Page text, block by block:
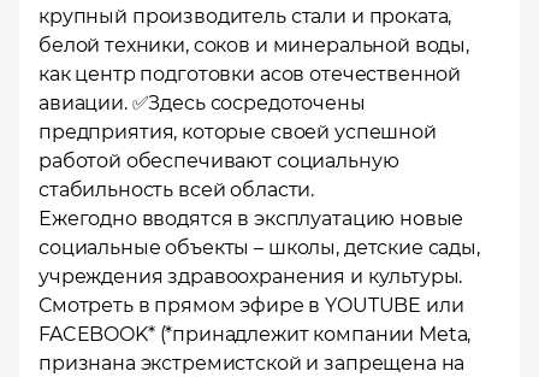
крупный производитель стали и проката,
белой техники, соков и минеральной воды,
как центр подготовки асов отечественной
авиации. ✅Здесь сосредоточены
предприятия, которые своей успешной
работой обеспечивают социальную
стабильность всей области.
Ежегодно вводятся в эксплуатацию новые
социальные объекты – школы, детские сады,
учреждения здравоохранения и культуры.
Смотреть в прямом эфире вYOUTUBE или
FACEBOOK* (*принадлежит компании Meta,
признана экстремистской и запрещена на